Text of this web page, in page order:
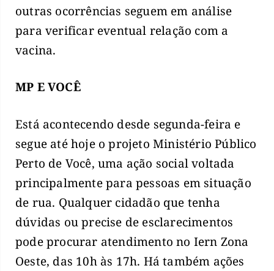
outras ocorrências seguem em análise
para verificar eventual relação com a
vacina.
MP E VOCÊ
Está acontecendo desde segunda-feira e
segue até hoje o projeto Ministério Público
Perto de Você, uma ação social voltada
principalmente para pessoas em situação
de rua. Qualquer cidadão que tenha
dúvidas ou precise de esclarecimentos
pode procurar atendimento no Iern Zona
Oeste, das 10h às 17h. Há também ações